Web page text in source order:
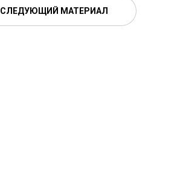
СЛЕДУЮЩИЙ МАТЕРИАЛ